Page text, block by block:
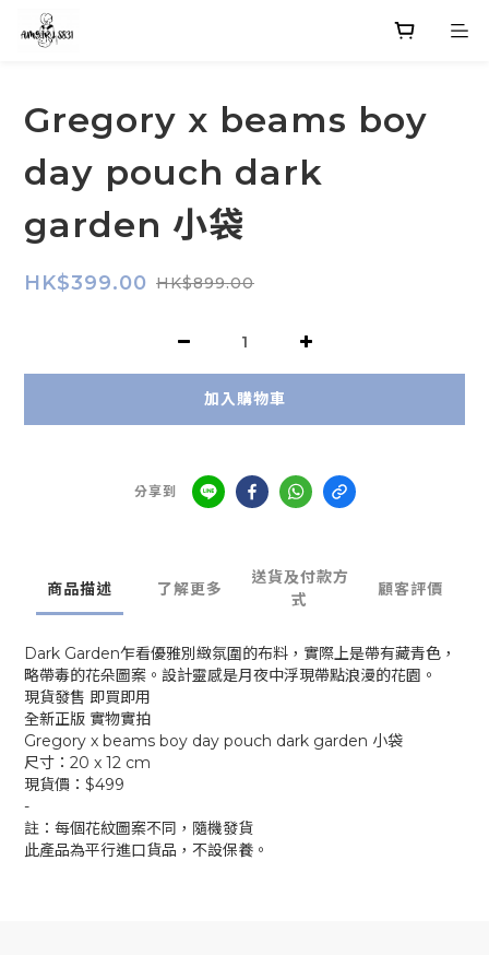
Gregory x beams boy
day pouch dark
garden 小袋
HK$399.00 HK$899.00
加入購物車
分享到
商品描述 了解更多
送貨及付款方
式
顧客評價
Dark Garden乍看優雅別緻氛圍的布料，實際上是帶有藏青色，
略帶毒的花朵圖案。設計靈感是月夜中浮現帶點浪漫的花園。
現貨發售 即買即用
全新正版 實物實拍
Gregory x beams boy day pouch dark garden 小袋
尺寸：20 x 12 cm
現貨價：$499
-
註：每個花紋圖案不同，隨機發貨
此產品為平行進口貨品，不設保養。